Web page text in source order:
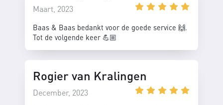
Maart, 2023
Baas & Baas bedankt voor de goede service 🙌.
Tot de volgende keer 💪🏼
Rogier van Kralingen
December, 2023